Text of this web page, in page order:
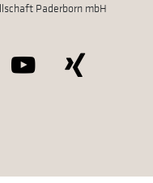
Paderborn mbH